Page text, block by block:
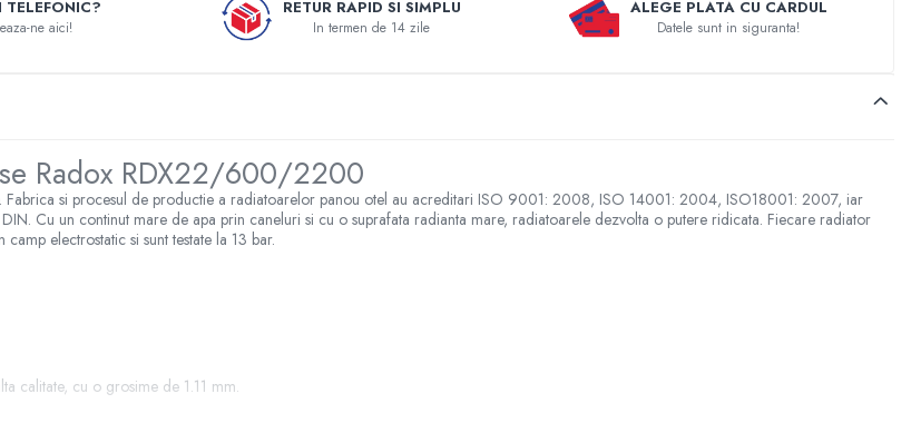
TELEFONIC?
ne aici!
RETUR RAPID SI SIMPLU
In termen de 14 zile
ALEGE PLATA CU CARDUL
Datele sunt in siguranta!
Radox RDX22/600/2200
Fabrica si procesul de productie a radiatoarelor panou otel au acreditari ISO 9001: 2008, ISO 14001: 2004, ISO18001: 2007, iar
Cu un continut mare de apa prin caneluri si cu o suprafata radianta mare, radiatoarele dezvolta o putere ridicata. Fiecare radiator
electrostatic si sunt testate la 13 bar.
calitate, cu o grosime de 1.11 mm.